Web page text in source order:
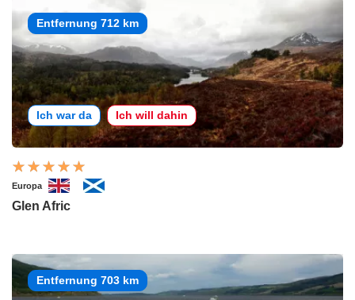
Entfernung 712 km
Ich war da Ich will dahin
Europa
Glen Afric
Entfernung 703 km